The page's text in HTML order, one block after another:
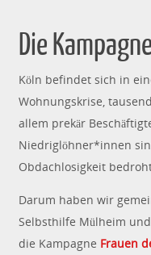
Die Kampagne
Köln befindet sich in
Wohnungskrise,
allem prekär
Niedriglöhner*innen
Obdachlosigkeit
Darum haben wir
Selbsthilfe Mülheim und
die Kampagne Frauen